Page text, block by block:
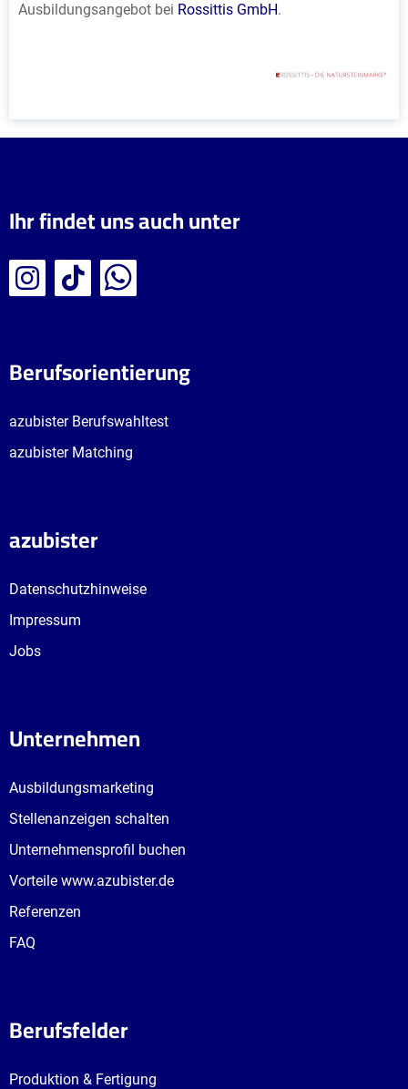
Ausbildungsangebot bei Rossittis GmbH.
Ihr findet uns auch unter
Berufsorientierung
azubister Berufswahltest
azubister Matching
azubister
Datenschutzhinweise
Impressum
Jobs
Unternehmen
Ausbildungsmarketing
Stellenanzeigen schalten
Unternehmensprofil buchen
Vorteile www.azubister.de
Referenzen
FAQ
Berufsfelder
Produktion & Fertigung